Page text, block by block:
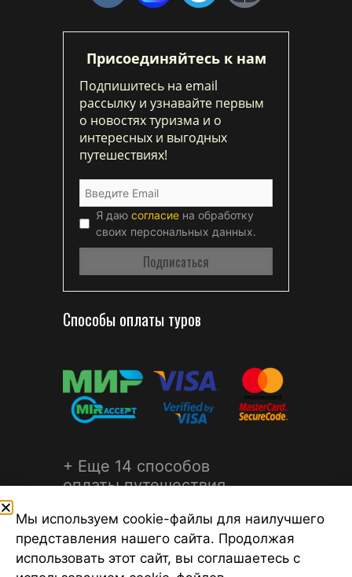
Присоединяйтесь к нам
Подпишитесь на email
рассылку и узнавайте первым
о новостях туризма и о
интересных и выгодных
путешествиях!
Я даю согласие на обработку
своих персональных данных.
Способы оплаты туров
+ Еще 14 способов
оплаты путешествия
Мы используем cookie-файлы для наилучшего
представления нашего сайта. Продолжая
использовать этот сайт, вы соглашаетесь с